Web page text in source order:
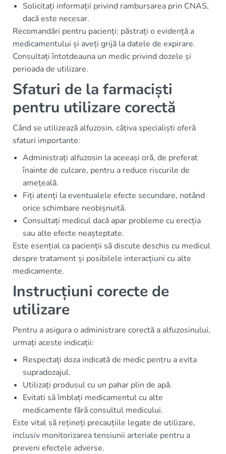
Solicitați informații privind rambursarea prin CNAS,
dacă este necesar.
Recomandări pentru pacienți: păstrați o evidență a
medicamentului și aveți grijă la datele de expirare.
Consultați întotdeauna un medic privind dozele și
perioada de utilizare.
Sfaturi de la farmaciști
pentru utilizare corectă
Când se utilizează alfuzosin, câțiva specialiști oferă
sfaturi importante:
Administrați alfuzosin la aceeași oră, de preferat
înainte de culcare, pentru a reduce riscurile de
amețeală.
Fiți atenți la eventualele efecte secundare, notând
orice schimbare neobișnuită.
Consultați medicul dacă apar probleme cu erecția
sau alte efecte neașteptate.
Este esențial ca pacienții să discute deschis cu medicul
despre tratament și posibilele interacțiuni cu alte
medicamente.
Instrucțiuni corecte de
utilizare
Pentru a asigura o administrare corectă a alfuzosinului,
urmați aceste indicații:
Respectați doza indicată de medic pentru a evita
supradozajul.
Utilizați produsul cu un pahar plin de apă.
Evitati să îmblați medicamentul cu alte
medicamente fără consultul medicului.
Este vital să rețineți precauțiile legate de utilizare,
inclusiv monitorizarea tensiunii arteriale pentru a
preveni efectele adverse.